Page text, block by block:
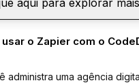
aqui para explorar mais
usar o Zapier com o
administra uma agência